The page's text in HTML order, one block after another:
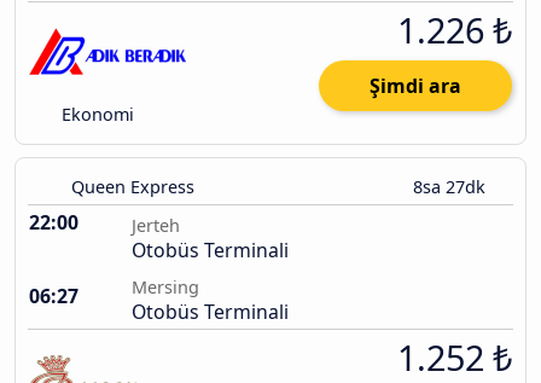
Ekonomi
1.226 ₺
Şimdi ara
Queen Express 8sa 27dk
22:00 Jerteh
Otobüs Terminali
06:27
Mersing
Otobüs Terminali
1.252 ₺